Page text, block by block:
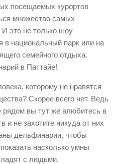
посещаемых курортов
множество самых
И это не только шоу
в национальный парк или на
семейного отдыха.
в Паттайе!
которому не нравятся
Скорее всего нет. Ведь
рядом вы тут же влюбитесь в
и не захотите никуда от них
дельфинарии, чтобы
насколько умны
с людьми.